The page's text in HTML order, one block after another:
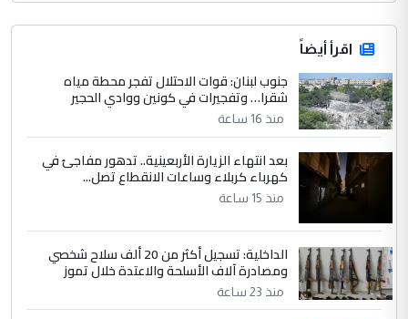
اقرأ أيضاً
جنوب لبنان: قوات الاحتلال تفجر محطة مياه
شقرا… وتفجيرات في كونين ووادي الحجير
منذ 16 ساعة
بعد انتهاء الزيارة الأربعينية.. تدهور مفاجئ في
كهرباء كربلاء وساعات الانقطاع تصل...
منذ 15 ساعة
الداخلية: تسجيل أكثر من 20 ألف سلاح شخصي
ومصادرة آلاف الأسلحة والاعتدة خلال تموز
منذ 23 ساعة